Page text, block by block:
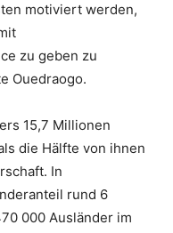
motiviert werden,
zu geben zu
Ouedraogo.
15,7 Millionen
die Hälfte von ihnen
In
rund 6
000 Ausländer im